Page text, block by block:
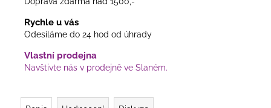
Rychle u vás
Odesíláme do 24 hod od úhrady
Vlastní prodejna
Navštivte nás v prodejně ve Slaném.
BOBULKAMI
DŘEVĚNÝMI
MOTÝLKY
225